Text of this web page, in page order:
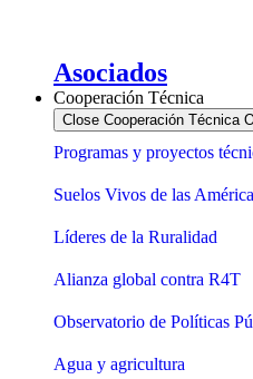
Asociados
Cooperación Técnica
Close Cooperación Técnica
Programas y proyectos
Suelos Vivos de las
Líderes de la Ruralidad
Alianza global contra R4T
Observatorio de Políticas
Agua y agricultura